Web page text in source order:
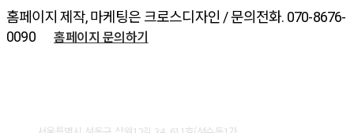
홈페이지 제작, 마케팅은 크로스디자인 / 문의전화. 070-8676-
0090
홈페이지 문의하기